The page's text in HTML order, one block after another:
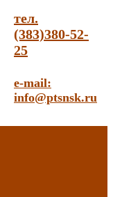
тел.
(383)380-52-
25
e-mail:
info@ptsnsk.ru